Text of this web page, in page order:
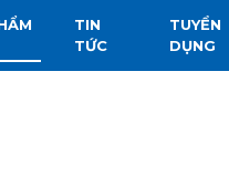
TIN
TỨC
TUYỂN
DỤNG